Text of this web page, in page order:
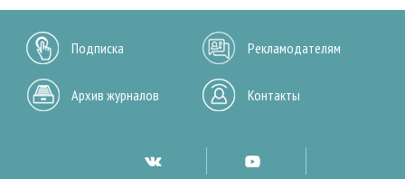
Подписка Рекламодателям
Архив журналов Контакты